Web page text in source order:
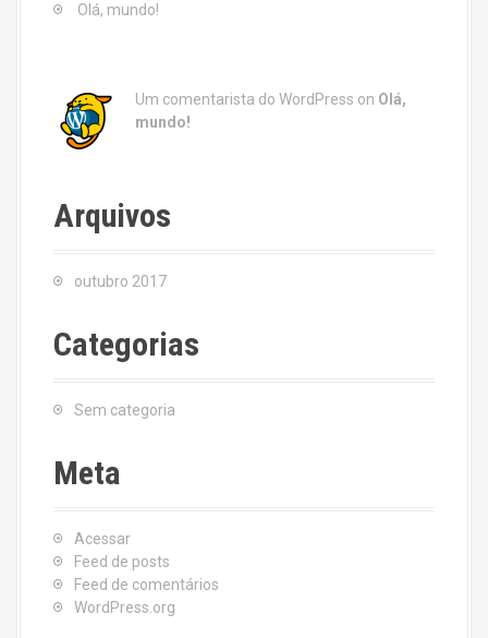
Olá, mundo!
Um comentarista do WordPress on Olá,
mundo!
Arquivos
outubro 2017
Categorias
Sem categoria
Meta
Acessar
Feed de posts
Feed de comentários
WordPress.org